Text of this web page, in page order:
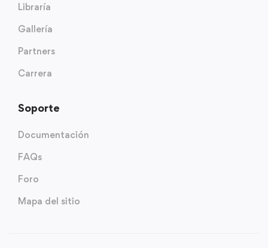
Libraría
Gallería
Partners
Carrera
Soporte
Documentación
FAQs
Foro
Mapa del sitio